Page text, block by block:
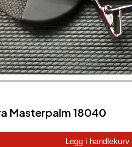
Masterpalm 18040
Legg i handlekurv